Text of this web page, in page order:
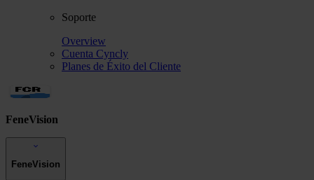
Soporte
Overview
Cuenta Cyncly
Planes de Éxito del Cliente
FeneVision
FeneVision